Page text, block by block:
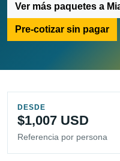
Ver más paquetes a
Pre-cotizar sin pagar
DESDE
$1,007 USD
Referencia por persona